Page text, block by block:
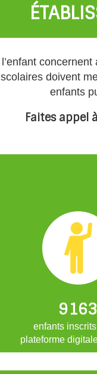
doivent
enfants
Faites appel
9163
enfants
plateforme